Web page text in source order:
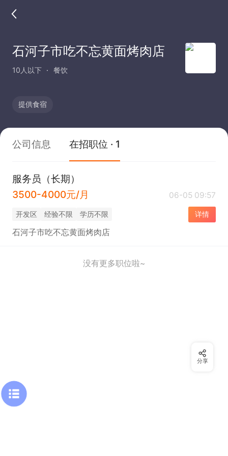
石河子市吃不忘黄面烤肉店
10人以下 餐饮
提供食宿
公司信息 在招职位 · 1
服务员（长期）
3500-4000元/月
06-05 09:57
开发区 经验不限 学历不限 详情
石河子市吃不忘黄面烤肉店
没有更多职位啦~
分享